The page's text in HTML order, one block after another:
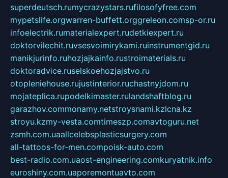
superdeutsch.rumycrazystars.rufilosofyfree.com
mypetslife.orgwarren-buffett.orggreleon.comsp-or.ru
infoelectrik.rumaterialexpert.rudetkiexpert.ru
doktorvilechit.ruvsesvoimirykami.ruinstrumentgid.ru
manikjurinfo.ruhozjajkainfo.rustroimaterials.ru
doktoradvice.ruselskoehozjajstvo.ru
otopleniehouse.rujustinterior.ruchastnyjdom.ru
mojateplica.rupodelkimaster.rulandshaftblog.ru
garazhov.commonamy.netstroysnami.kzlcna.kz
stroyu.kzmy-vesta.comtimeszp.comavtoguru.net
zsmh.com.uaallcelebsplasticsurgery.com
all-tattoos-for-men.compoisk-auto.com
best-radio.com.uaost-engineering.comkuryatnik.info
euroshiny.com.uaporemontuavto.com